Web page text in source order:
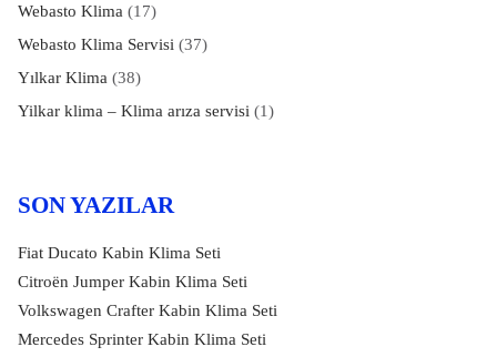
Webasto Klima (17)
Webasto Klima Servisi (37)
Yılkar Klima (38)
Yilkar klima – Klima arıza servisi (1)
SON YAZILAR
Fiat Ducato Kabin Klima Seti
Citroën Jumper Kabin Klima Seti
Volkswagen Crafter Kabin Klima Seti
Mercedes Sprinter Kabin Klima Seti